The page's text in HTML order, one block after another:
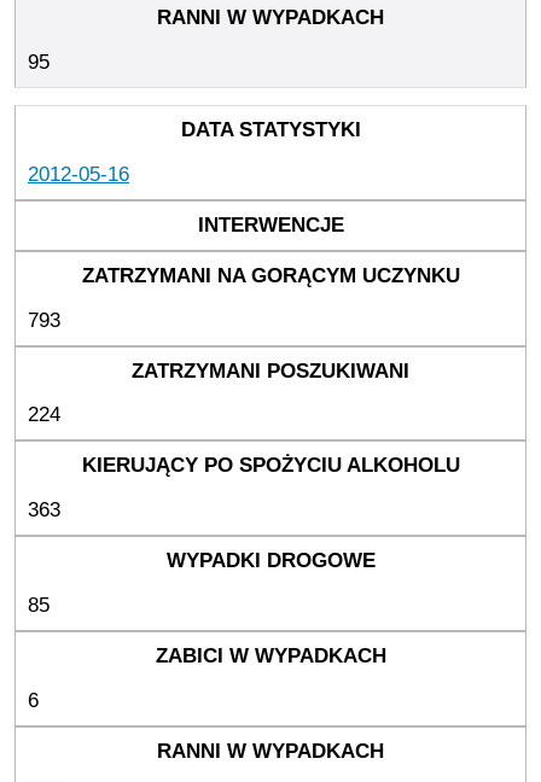
95
2012-05-16
793
224
363
85
6